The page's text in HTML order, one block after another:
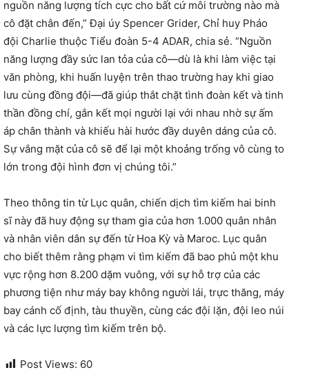
nguồn năng lượng tích cực cho bất cứ môi trường nào mà
cô đặt chân đến,” Đại úy Spencer Grider, Chỉ huy Pháo
đội Charlie thuộc Tiểu đoàn 5-4 ADAR, chia sẻ. “Nguồn
năng lượng đầy sức lan tỏa của cô—dù là khi làm việc tại
văn phòng, khi huấn luyện trên thao trường hay khi giao
lưu cùng đồng đội—đã giúp thắt chặt tình đoàn kết và tinh
thần đồng chí, gắn kết mọi người lại với nhau nhờ sự ấm
áp chân thành và khiếu hài hước đầy duyên dáng của cô.
Sự vắng mặt của cô sẽ để lại một khoảng trống vô cùng to
lớn trong đội hình đơn vị chúng tôi.”
Theo thông tin từ Lục quân, chiến dịch tìm kiếm hai binh
sĩ này đã huy động sự tham gia của hơn 1.000 quân nhân
và nhân viên dân sự đến từ Hoa Kỳ và Maroc. Lục quân
cho biết thêm rằng phạm vi tìm kiếm đã bao phủ một khu
vực rộng hơn 8.200 dặm vuông, với sự hỗ trợ của các
phương tiện như máy bay không người lái, trực thăng, máy
bay cánh cố định, tàu thuyền, cùng các đội lặn, đội leo núi
và các lực lượng tìm kiếm trên bộ.
Post Views: 60